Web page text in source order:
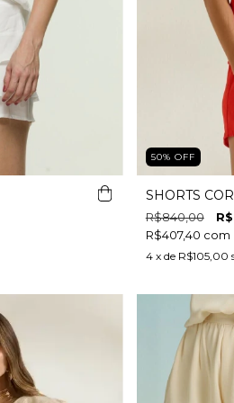
50% OFF
SHORTS
R$840,00
R$407,40 com
4 x de R$105,00